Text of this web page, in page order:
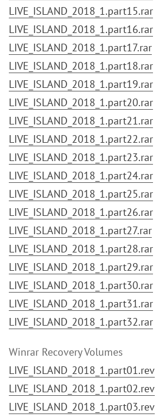
LIVE_ISLAND_2018_1.part15.rar
LIVE_ISLAND_2018_1.part16.rar
LIVE_ISLAND_2018_1.part17.rar
LIVE_ISLAND_2018_1.part18.rar
LIVE_ISLAND_2018_1.part19.rar
LIVE_ISLAND_2018_1.part20.rar
LIVE_ISLAND_2018_1.part21.rar
LIVE_ISLAND_2018_1.part22.rar
LIVE_ISLAND_2018_1.part23.rar
LIVE_ISLAND_2018_1.part24.rar
LIVE_ISLAND_2018_1.part25.rar
LIVE_ISLAND_2018_1.part26.rar
LIVE_ISLAND_2018_1.part27.rar
LIVE_ISLAND_2018_1.part28.rar
LIVE_ISLAND_2018_1.part29.rar
LIVE_ISLAND_2018_1.part30.rar
LIVE_ISLAND_2018_1.part31.rar
LIVE_ISLAND_2018_1.part32.rar
Winrar Recovery Volumes
LIVE_ISLAND_2018_1.part01.rev
LIVE_ISLAND_2018_1.part02.rev
LIVE_ISLAND_2018_1.part03.rev